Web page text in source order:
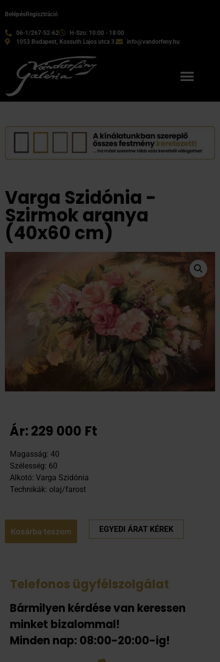
06-1/267-52-62
H-Szo: 10:00 - 18:00
1053 Budapest, Kossuth Lajos utca 3.
info@vandorfeny.hu
BelépésRegisztráció
Varga Szidónia -
Szirmok aranya
(40x60 cm)
Ár:229 000 Ft
Magasság: 40
Szélesség: 60
Alkotó: Varga Szidónia
Technikák: olaj/farost
Kosárba teszem EGYEDI ÁRAT KÉREK
Telefonos ügyfélszolgálat
Bármilyen kérdése van keressen
minket bizalommal!
Minden nap: 08:00-20:00-ig!